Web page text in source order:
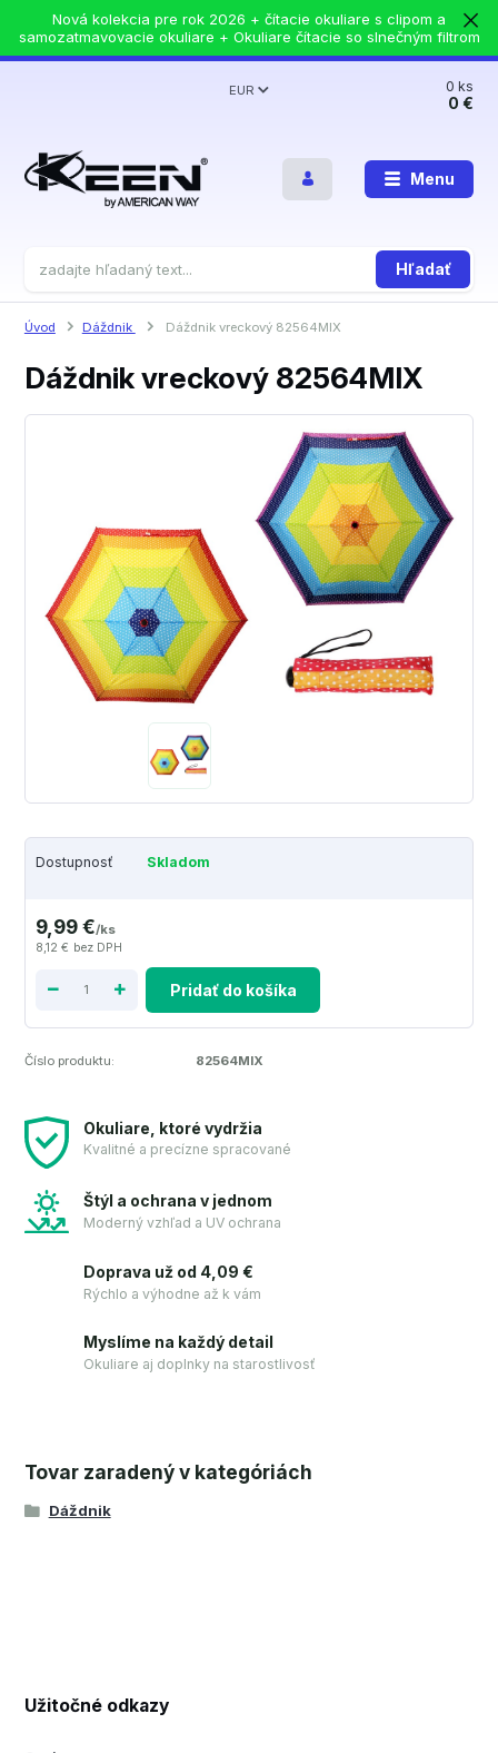
Nová kolekcia pre rok 2026 + čítacie okuliare s clipom a
samozatmavovacie okuliare + Okuliare čítacie so slnečným filtrom
Menu
EUR
Hľadať
0ks
0 €
Úvod Dáždnik Dáždnik vreckový 82564MIX
Dáždnik vreckový 82564MIX
Dostupnosť Skladom
9,99 €/ks
8,12 € bez DPH
Pridať do košíka
Číslo produktu: 82564MIX
Okuliare, ktoré vydržia
Kvalitné a precízne spracované
Štýl a ochrana v jednom
Moderný vzhľad a UV ochrana
Doprava už od 4,09 €
Rýchlo a výhodne až k vám
Myslíme na každý detail
Okuliare aj doplnky na starostlivosť
Tovar zaradený v kategóriách
Dáždnik
Užitočné odkazy